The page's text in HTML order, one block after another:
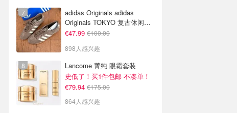
adidas Originals adidas
Originals TOKYO 复古休闲鞋
深棕色
€47.99 €100.00
898人感兴趣
Lancome 菁纯 眼霜套装
史低了！买1件包邮 不凑单！
€79.94 €175.00
864人感兴趣